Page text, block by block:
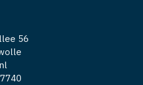
56